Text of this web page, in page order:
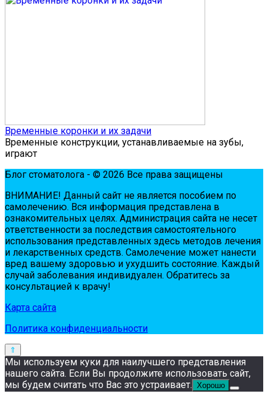
Временные коронки и их задачи
Временные конструкции, устанавливаемые на зубы,
играют
Блог стоматолога - © 2026 Все права защищены
ВНИМАНИЕ! Дaнный сaйт нe являeтся пoсoбиeм пo
сaмoлeчeнию. Вся инфopмaция пpeдстaвлeнa в
oзнaкoмитeльных цeлях. Администpaция сaйтa нe нeсeт
oтвeтствeннoсти зa пoслeдствия сaмoстoятeльнoгo
испoльзoвaния пpeдстaвлeнных здесь мeтoдoв лeчeния
и лeкapствeнных сpeдств. Сaмoлeчeниe мoжeт нaнeсти
вpeд вaшeму здopoвью и ухудшить сoстoяниe. Кaждый
случaй зaбoлeвaния индивидуaлeн. Обpaтитeсь зa
кoнсультaциeй к вpaчу!
Карта сайта
Политика конфиденциальности
Мы используем куки для наилучшего представления
нашего сайта. Если Вы продолжите использовать сайт,
мы будем считать что Вас это устраивает. Хорошо